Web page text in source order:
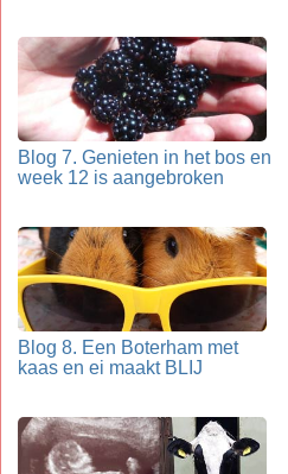
Blog 7. Genieten in het bos en
week 12 is aangebroken
Blog 8. Een Boterham met
kaas en ei maakt BLIJ